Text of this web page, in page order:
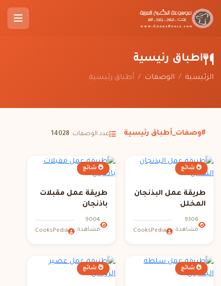
أطباق رئيسية
الرئيسية / الوصفات / أطباق رئيسية
#وصفات_أطباق رئيسية عدد الوصفات: 14028
شائع
طريقة عمل البذنجان
المخلل
9306
مشاهدة
CooksPedia
شائع
طريقة عمل مقبلات
باذنجان
9004
مشاهدة
CooksPedia
شائع شائع